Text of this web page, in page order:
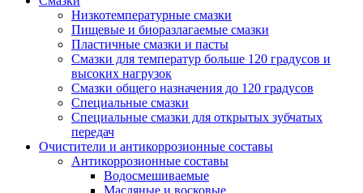
Низкотемпературные смазки
Пищевые и биоразлагаемые смазки
Пластичные смазки и пасты
Смазки для температур больше 120 градусов и
высоких нагрузок
Смазки общего назначения до 120 градусов
Специальные смазки
Специальные смазки для открытых зубчатых
передач
Очистители и антикоррозионные составы
Антикоррозионные составы
Водосмешиваемые
Масляные и восковые